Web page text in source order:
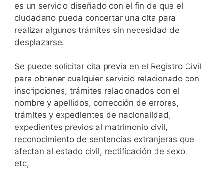
es un servicio diseñado con el fin de que el
ciudadano pueda concertar una cita para
realizar algunos trámites sin necesidad de
desplazarse.​
Se puede solicitar cita previa en el Registro Civil
para obtener cualquier servicio relacionado con
inscripciones, trámites relacionados con el
nombre y apellidos, corrección de errores,
trámites y expedientes de nacionalidad,
expedientes previos al matrimonio civil,
reconocimiento de sentencias extranjeras que
afectan al estado civil, rectificación de sexo,
etc,